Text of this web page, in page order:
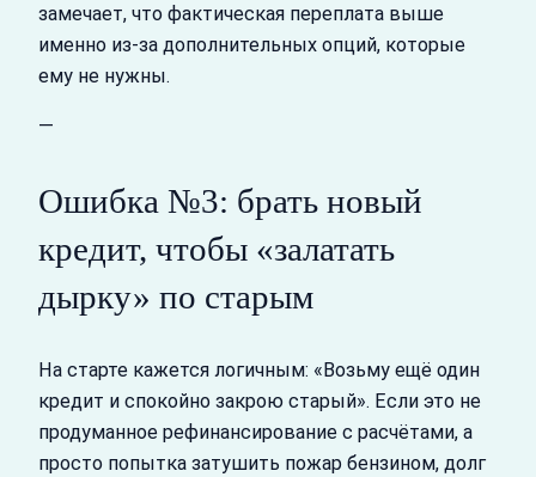
замечает, что фактическая переплата выше
именно из‑за дополнительных опций, которые
ему не нужны.
—
Ошибка №3: брать новый
кредит, чтобы «залатать
дырку» по старым
На старте кажется логичным: «Возьму ещё один
кредит и спокойно закрою старый». Если это не
продуманное рефинансирование с расчётами, а
просто попытка затушить пожар бензином, долг